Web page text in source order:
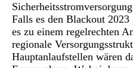
Falls es den Blackout 2023
es zu einem regelrechten
regionale
Hauptanlaufstellen wären